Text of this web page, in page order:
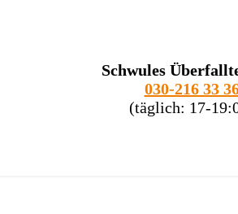
Schwules
030-216 33
(täglich: 17-